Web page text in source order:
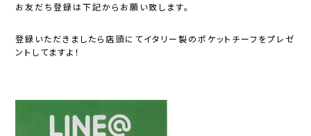
お友だち登録は下記からお願い致します。
登録いただきましたら店頭にてイタリー製のポケットチーフをプレゼ
ントしてますよ！